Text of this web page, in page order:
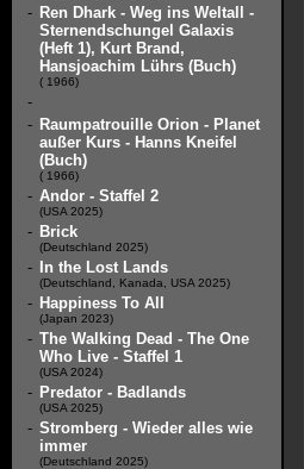
- Ren Dhark - Weg ins Weltall -
Sternendschungel Galaxis
(Heft 1), Kurt Brand,
Hansjoachim Lührs (Buch)
( 1966)
-
- Raumpatrouille Orion - Planet
außer Kurs - Hanns Kneifel
(Buch)
( 1966)
- Andor - Staffel 2
(USA 2025)
- Brick
(Deutschland 2025)
- In the Lost Lands
(Deutschland, Kanada, USA 2025)
- Happiness To All
(Japan 2023)
- The Walking Dead - The One
Who Live - Staffel 1
(USA 2024)
- Predator - Badlands
(USA 2025)
- Stromberg - Wieder alles wie
immer
(Deutschland 2025)